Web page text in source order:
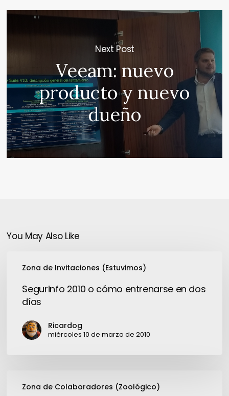
Next Post
Veeam: nuevo
producto y nuevo
dueño
You May Also Like
Zona de Invitaciones (Estuvimos)
cómo
entrenarse
Segurinfo 2010 o cómo entrenarse en dos
días
Ricardog
miércoles 10 de marzo de 2010
Zona de Colaboradores (Zoológico)